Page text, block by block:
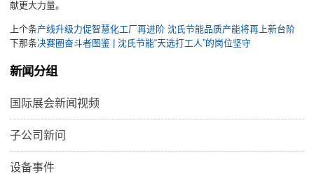
献更大力量。
上个条产线升级力促智慧化工厂再进阶 沈氏节能品质产能将再上新台阶
下那条决赛圈奋斗者图鉴 | 沈氏节能“天选打工人”的岗位坚守
新闻分组
国际展会新闻视频
子公司新问
设备事件